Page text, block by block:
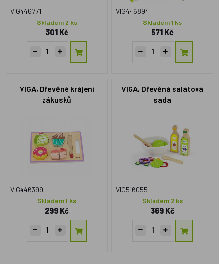
VIG446771
Skladem 2 ks
301 Kč
VIG446894
Skladem 1 ks
571 Kč
VIGA, Dřevěné krájení
zákusků
VIG446399
Skladem 1 ks
299 Kč
VIGA, Dřevěná salátová
sada
VIG516055
Skladem 2 ks
369 Kč